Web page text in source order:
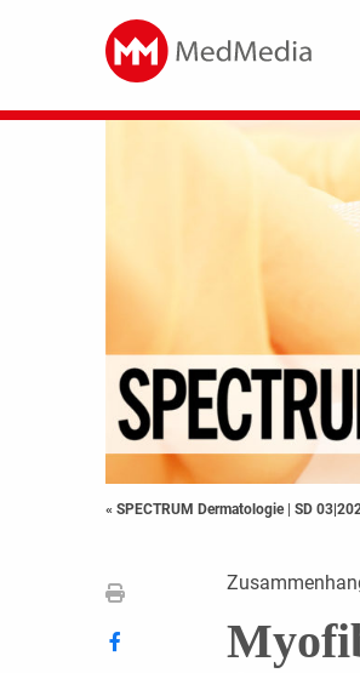
« SPECTRUM Dermatologie | SD